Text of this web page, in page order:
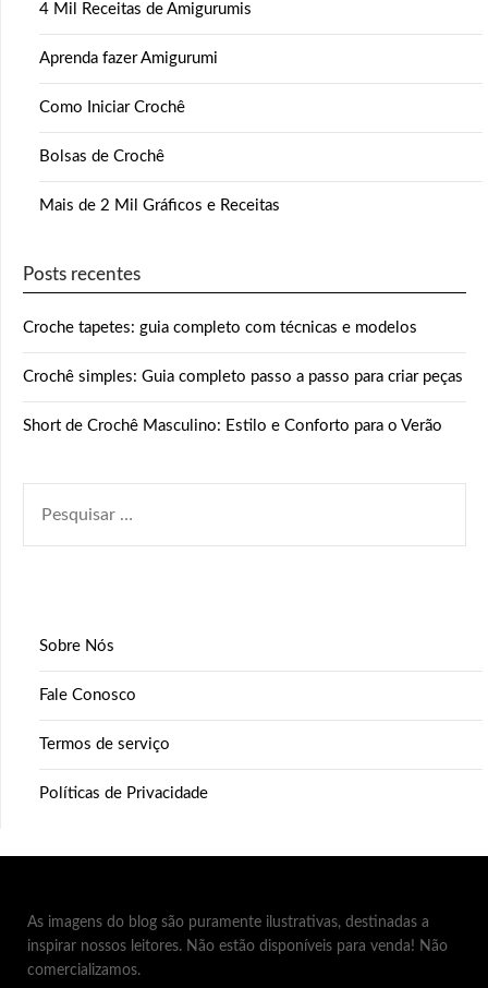
4 Mil Receitas de Amigurumis
Aprenda fazer Amigurumi
Como Iniciar Crochê
Bolsas de Crochê
Mais de 2 Mil Gráficos e Receitas
Posts recentes
Croche tapetes: guia completo com técnicas e modelos
Crochê simples: Guia completo passo a passo para criar peças
Short de Crochê Masculino: Estilo e Conforto para o Verão
POR:
Sobre Nós
Fale Conosco
Termos de serviço
Políticas de Privacidade
As imagens do blog são puramente ilustrativas, destinadas a
inspirar nossos leitores. Não estão disponíveis para venda! Não
comercializamos.